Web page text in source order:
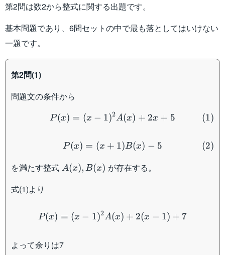
第2問は数2から整式に関する出題です。
基本問題であり、6問セットの中で最も落としてはいけない
一題です。
第2問(1)
問題文の条件から
P(x) = (x-
P (x) = (x − 1)2A(x) + 2x + 5 (1)
P(x) = (x + 1)B(x) − 5 (2)
を満たす整式 A(x),
A(x), B(x) が存在する。
式(1)より
P(x) = (x − 1)2A(x) + 2(x − 1) + 7
よって余りは7